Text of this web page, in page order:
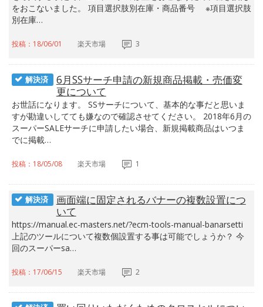
をおこないました。 項目選択肢別在庫・商品番号 ※項目選択肢
別在庫…
投稿：18/06/01 楽天市場 3
解決済
6月SSサーチ申請の新規商品掲載・売価変
更について
お世話になります。 SSサーチについて、基本的な事だと思いま
すが勘違いしてても嫌なので確認させてください。 2018年6月の
スーパーSALEサーチに申請したい場合、新規掲載商品はいつま
でに掲載…
投稿：18/05/08 楽天市場 1
解決済
画面端に固定されるバナーの複数設置につ
いて
https://manual.ec-masters.net/?ecm-tools-manual-banarsetti
上記のツールについて複数個設置する事は可能でしょうか？ 今
回のスーパーsa…
投稿：17/06/15 楽天市場 2